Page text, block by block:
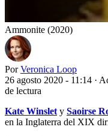
Ammonite (2020)
Por Veronica Loop
26 agosto 2020 - 11:14 ·
de lectura
Kate Winslet y Saoirse
en la Inglaterra del XIX